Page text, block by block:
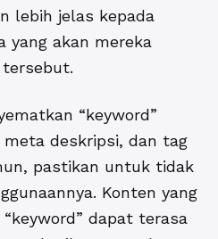
lebih jelas kepada
yang akan mereka
“keyword”
deskripsi, dan tag
pastikan untuk tidak
Konten yang
dapat terasa